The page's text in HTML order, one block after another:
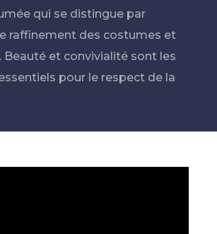
qui se distingue par
raffinement des costumes et
Beauté et convivialité sont les
pour le respect de la